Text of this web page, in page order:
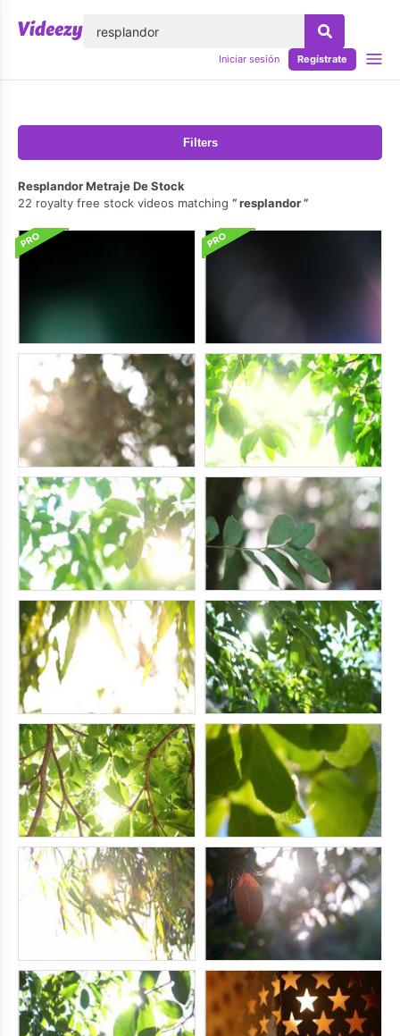
Iniciar sesión Regístrate
Filters
Resplandor Metraje De Stock
22 royalty free stock videos matching
resplandor